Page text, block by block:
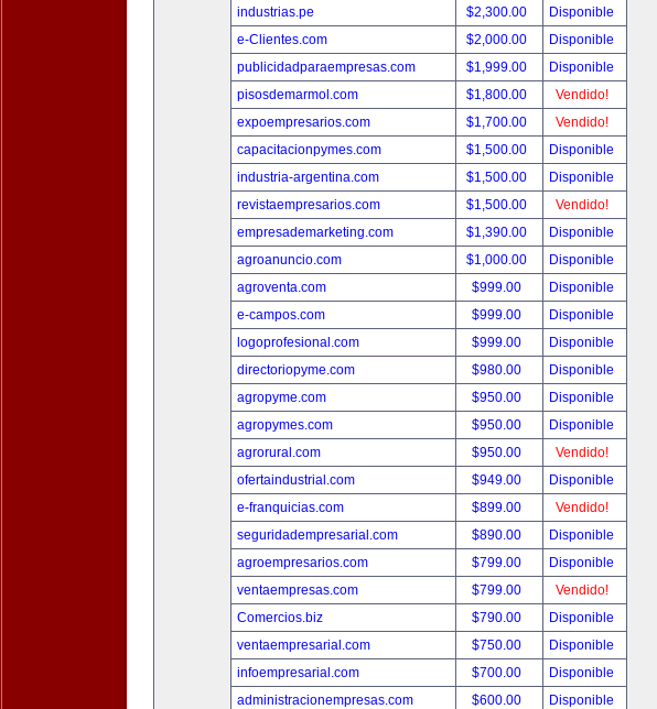
industrias.pe
$2,300.00
Disponible
e-Clientes.com
$2,000.00
Disponible
publicidadparaempresas.com
$1,999.00
Disponible
pisosdemarmol.com
$1,800.00
Vendido!
expoempresarios.com
$1,700.00
Vendido!
capacitacionpymes.com
$1,500.00
Disponible
industria-argentina.com
$1,500.00
Disponible
revistaempresarios.com
$1,500.00
Vendido!
empresademarketing.com
$1,390.00
Disponible
agroanuncio.com
$1,000.00
Disponible
agroventa.com
$999.00
Disponible
e-campos.com
$999.00
Disponible
logoprofesional.com
$999.00
Disponible
directoriopyme.com
$980.00
Disponible
agropyme.com
$950.00
Disponible
agropymes.com
$950.00
Disponible
agrorural.com
$950.00
Vendido!
ofertaindustrial.com
$949.00
Disponible
e-franquicias.com
$899.00
Vendido!
seguridadempresarial.com
$890.00
Disponible
agroempresarios.com
$799.00
Disponible
ventaempresas.com
$799.00
Vendido!
Comercios.biz
$790.00
Disponible
ventaempresarial.com
$750.00
Disponible
infoempresarial.com
$700.00
Disponible
administracionempresas.com
$600.00
Disponible